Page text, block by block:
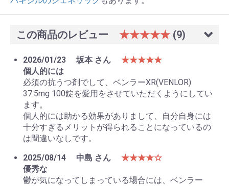
お買い物を続ける カートへ進む
この商品のレビュー ★★★★★ (9)
2026/01/23 坂本 さん
★★★★★
個人的には
必須の抗うつ剤でして、ベンラーXR(VENLOR)
37.5mg 100錠を愛用をさせていただくようにしてい
ます。
個人的には助かる効果がありまして、自分自身には
十分すぎるメリットが得られることになっているの
は間違いなしです。
2025/08/14
中島 さん
★★★★☆
優秀な
鬱が気になってしまっている場合には、ベンラー